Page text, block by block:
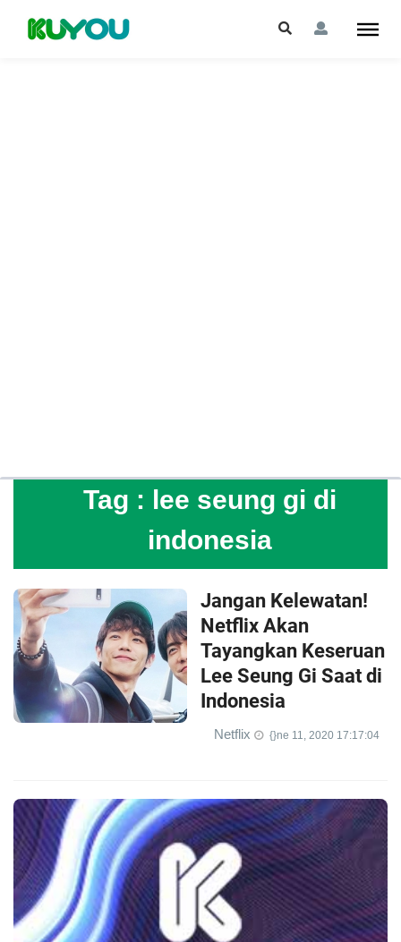
Tag : lee seung gi di
indonesia
Jangan Kelewatan!
Netflix Akan
Tayangkan Keseruan
Lee Seung Gi Saat di
Indonesia
Netflix {}ne 11, 2020 17:17:04